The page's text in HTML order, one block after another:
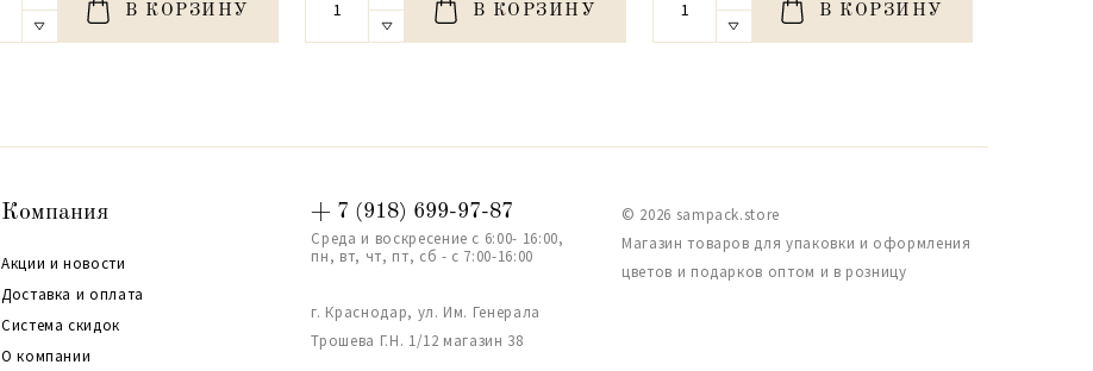
В КОРЗИНУ В КОРЗИНУ В КОРЗИНУ
Компания
Акции и новости
Доставка и оплата
Система скидок
О компании
+ 7 (918) 699-97-87
Среда и воскресение с 6:00- 16:00,
пн, вт, чт, пт, сб - с 7:00-16:00
г. Краснодар, ул. Им. Генерала
Трошева Г.Н. 1/12 магазин 38
© 2026 sampack.store
Магазин товаров для упаковки и оформления
цветов и подарков оптом и в розницу